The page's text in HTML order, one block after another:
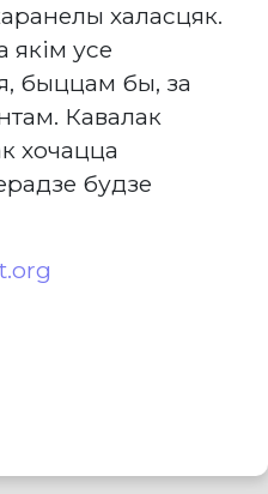
халасцяк.
якім усе
быццам бы, за
Кавалак
хочацца
будзе